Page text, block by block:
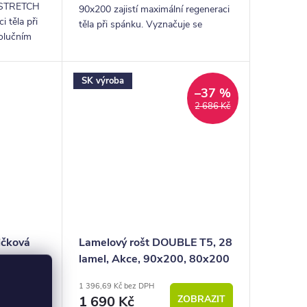
těla při
90x200 zajistí maximální regeneraci
těla při spánku. Vyznačuje se
Matrace je ideální pro...
SK výroba
2 686 Kč
–37 %
Lamelový rošt DOUBLE T5, 28
lamel, Akce, 90x200, 80x200
1 396,69 Kč bez DPH
1 690 Kč ZOBRAZIT